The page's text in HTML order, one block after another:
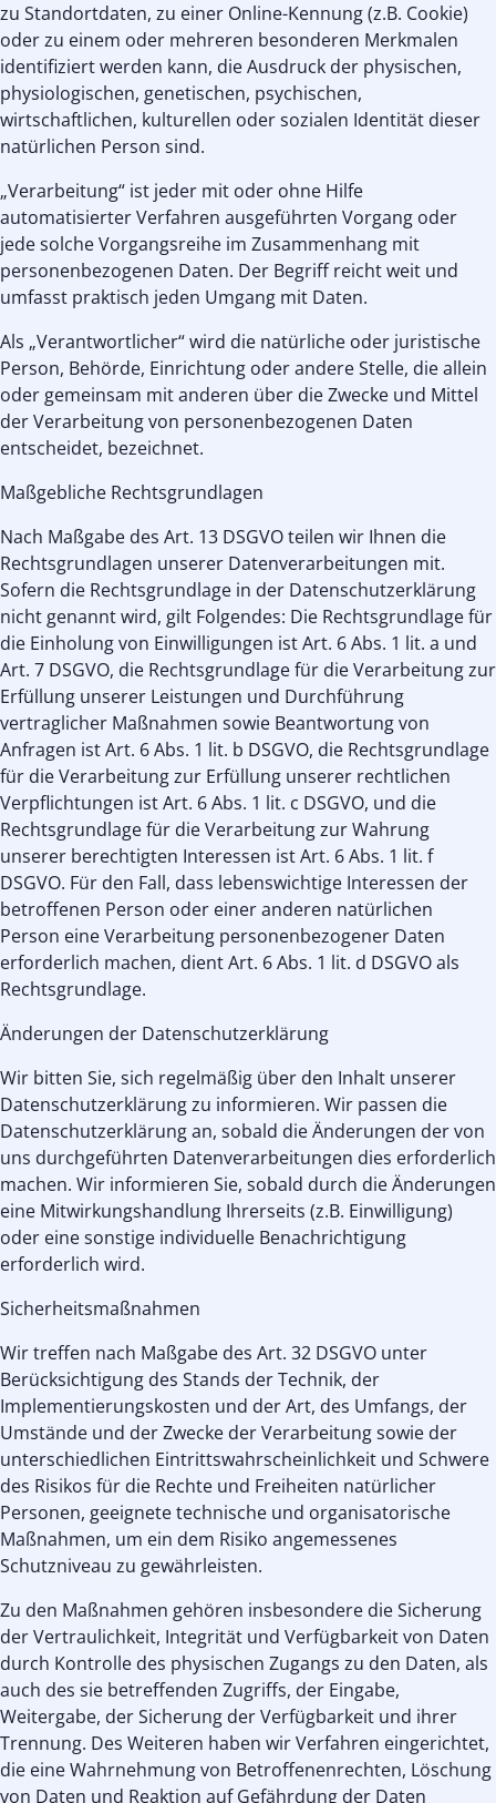
zu Standortdaten, zu einer Online-Kennung (z.B. Cookie)
oder zu einem oder mehreren besonderen Merkmalen
identifiziert werden kann, die Ausdruck der physischen,
physiologischen, genetischen, psychischen,
wirtschaftlichen, kulturellen oder sozialen Identität dieser
natürlichen Person sind.
„Verarbeitung“ ist jeder mit oder ohne Hilfe
automatisierter Verfahren ausgeführten Vorgang oder
jede solche Vorgangsreihe im Zusammenhang mit
personenbezogenen Daten. Der Begriff reicht weit und
umfasst praktisch jeden Umgang mit Daten.
Als „Verantwortlicher“ wird die natürliche oder juristische
Person, Behörde, Einrichtung oder andere Stelle, die allein
oder gemeinsam mit anderen über die Zwecke und Mittel
der Verarbeitung von personenbezogenen Daten
entscheidet, bezeichnet.
Maßgebliche Rechtsgrundlagen
Nach Maßgabe des Art. 13 DSGVO teilen wir Ihnen die
Rechtsgrundlagen unserer Datenverarbeitungen mit.
Sofern die Rechtsgrundlage in der Datenschutzerklärung
nicht genannt wird, gilt Folgendes: Die Rechtsgrundlage für
die Einholung von Einwilligungen ist Art. 6 Abs. 1 lit. a und
Art. 7 DSGVO, die Rechtsgrundlage für die Verarbeitung zur
Erfüllung unserer Leistungen und Durchführung
vertraglicher Maßnahmen sowie Beantwortung von
Anfragen ist Art. 6 Abs. 1 lit. b DSGVO, die Rechtsgrundlage
für die Verarbeitung zur Erfüllung unserer rechtlichen
Verpflichtungen ist Art. 6 Abs. 1 lit. c DSGVO, und die
Rechtsgrundlage für die Verarbeitung zur Wahrung
unserer berechtigten Interessen ist Art. 6 Abs. 1 lit. f
DSGVO. Für den Fall, dass lebenswichtige Interessen der
betroffenen Person oder einer anderen natürlichen
Person eine Verarbeitung personenbezogener Daten
erforderlich machen, dient Art. 6 Abs. 1 lit. d DSGVO als
Rechtsgrundlage.
Änderungen der Datenschutzerklärung
Wir bitten Sie, sich regelmäßig über den Inhalt unserer
Datenschutzerklärung zu informieren. Wir passen die
Datenschutzerklärung an, sobald die Änderungen der von
uns durchgeführten Datenverarbeitungen dies erforderlich
machen. Wir informieren Sie, sobald durch die Änderungen
eine Mitwirkungshandlung Ihrerseits (z.B. Einwilligung)
oder eine sonstige individuelle Benachrichtigung
erforderlich wird.
Sicherheitsmaßnahmen
Wir treffen nach Maßgabe des Art. 32 DSGVO unter
Berücksichtigung des Stands der Technik, der
Implementierungskosten und der Art, des Umfangs, der
Umstände und der Zwecke der Verarbeitung sowie der
unterschiedlichen Eintrittswahrscheinlichkeit und Schwere
des Risikos für die Rechte und Freiheiten natürlicher
Personen, geeignete technische und organisatorische
Maßnahmen, um ein dem Risiko angemessenes
Schutzniveau zu gewährleisten.
Zu den Maßnahmen gehören insbesondere die Sicherung
der Vertraulichkeit, Integrität und Verfügbarkeit von Daten
durch Kontrolle des physischen Zugangs zu den Daten, als
auch des sie betreffenden Zugriffs, der Eingabe,
Weitergabe, der Sicherung der Verfügbarkeit und ihrer
Trennung. Des Weiteren haben wir Verfahren eingerichtet,
die eine Wahrnehmung von Betroffenenrechten, Löschung
von Daten und Reaktion auf Gefährdung der Daten